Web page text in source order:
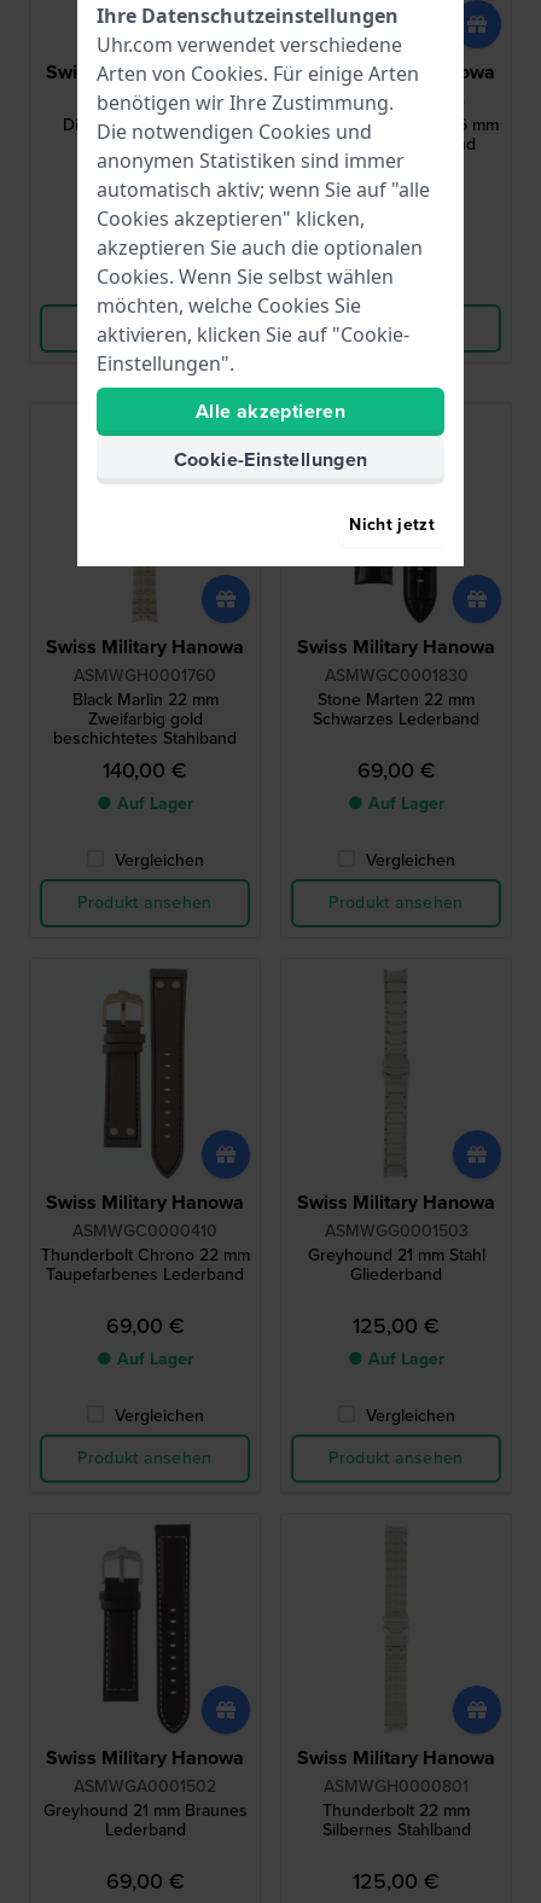
Swiss Military Hanowa
ASMWGL0002101
Diligenter 21 mm Stahl
Gliederband
141,00 €
● Auf Lager
Vergleichen
Produkt ansehen
Swiss Military Hanowa
ASMWGI0002284
Sidewinder Ceramic 26 mm
Weißes Keramikband
140,00 €
● Auf Lager
Vergleichen
Produkt ansehen
Swiss Military Hanowa
ASMWGH0001760
Black Marlin 22 mm
Zweifarbig gold
beschichtetes Stahlband
140,00 €
● Auf Lager
Vergleichen
Produkt ansehen
Swiss Military Hanowa
ASMWGC0001830
Stone Marten 22 mm
Schwarzes Lederband
69,00 €
● Auf Lager
Vergleichen
Produkt ansehen
Swiss Military Hanowa
ASMWGC0000410
Thunderbolt Chrono 22 mm
Taupefarbenes Lederband
69,00 €
● Auf Lager
Vergleichen
Produkt ansehen
Swiss Military Hanowa
ASMWGG0001503
Greyhound 21 mm Stahl
Gliederband
125,00 €
● Auf Lager
Vergleichen
Produkt ansehen
Swiss Military Hanowa
ASMWGA0001502
Greyhound 21 mm Braunes
Lederband
69,00 €
Swiss Military Hanowa
ASMWGH0000801
Thunderbolt 22 mm
Silbernes Stahlband
125,00 €
Ihre Datenschutzeinstellungen
Uhr.com verwendet verschiedene
Arten von Cookies. Für einige Arten
benötigen wir Ihre Zustimmung.
Die notwendigen Cookies und
anonymen Statistiken sind immer
automatisch aktiv; wenn Sie auf "alle
Cookies akzeptieren" klicken,
akzeptieren Sie auch die optionalen
Cookies. Wenn Sie selbst wählen
möchten, welche Cookies Sie
aktivieren, klicken Sie auf "Cookie-
Einstellungen".
Alle akzeptieren
Cookie-Einstellungen
Nicht jetzt